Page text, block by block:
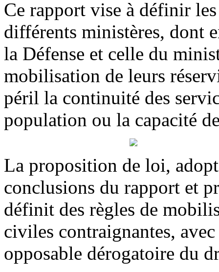
Ce rapport vise à définir
différents ministères, dont
la Défense et celle du
mobilisation de leurs
péril la continuité des
population ou la capacité
La proposition de loi,
conclusions du rapport et
définit des règles de
civiles contraignantes,
opposable dérogatoire du